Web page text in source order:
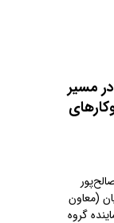
مسیر
(معاون
گروه